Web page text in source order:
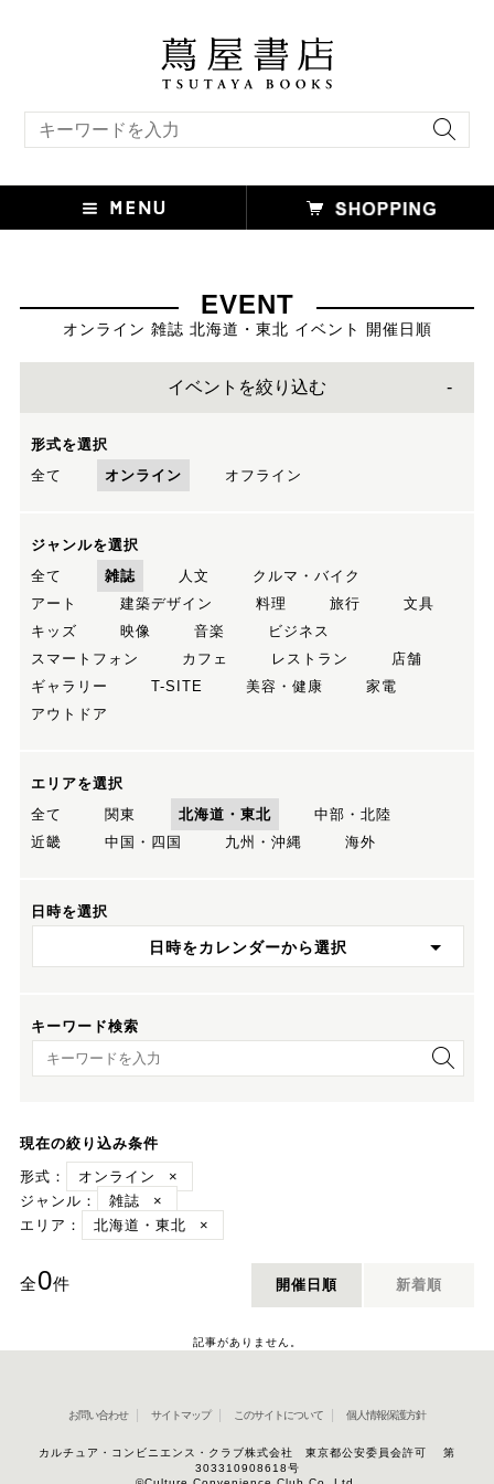
EVENT
オンライン 雑誌 北海道・東北 イベント 開催日順
イベントを絞り込む
形式を選択
全て
オンライン オフライン
ジャンルを選択
全て
雑誌 人文
クルマ・バイク
アート
建築デザイン 料理 旅行
文具
キッズ
映像 音楽
ビジネス
スマートフォン
カフェ レストラン
店舗
ギャラリー
T-SITE 美容・健康
家電
アウトドア
エリアを選択
全て
関東 北海道・東北
中部・北陸
近畿
中国・四国 九州・沖縄 海外
日時を選択
日時をカレンダーから選択
キーワード検索
キーワード検索
現在の絞り込み条件
形式：
オンライン
×
ジャンル：
雑誌
×
エリア：
北海道・東北 ×
全0件 開催日順 新着順
記事がありません。
お問い合わせ サイトマップ このサイトについて 個人情報保護方針
カルチュア・コンビニエンス・クラブ株式会社 東京都公安委員会許可 第
303310908618号